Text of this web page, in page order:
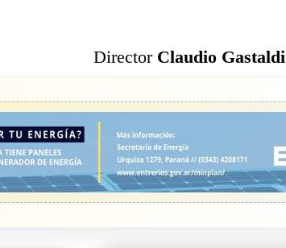
Director Claudio Gastaldi